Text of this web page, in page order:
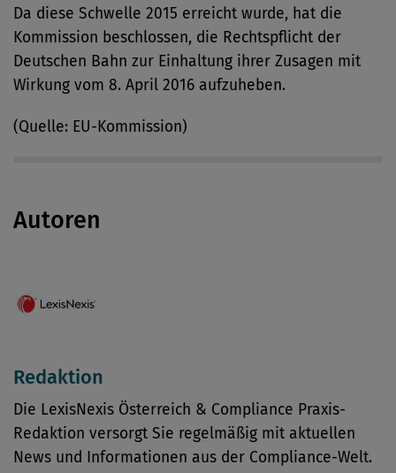
Da diese Schwelle 2015 erreicht wurde, hat die
Kommission beschlossen, die Rechtspflicht der
Deutschen Bahn zur Einhaltung ihrer Zusagen mit
Wirkung vom 8. April 2016 aufzuheben.
(Quelle: EU-Kommission)
Autoren
Redaktion
Die LexisNexis Österreich & Compliance Praxis-
Redaktion versorgt Sie regelmäßig mit aktuellen
News und Informationen aus der Compliance-Welt.